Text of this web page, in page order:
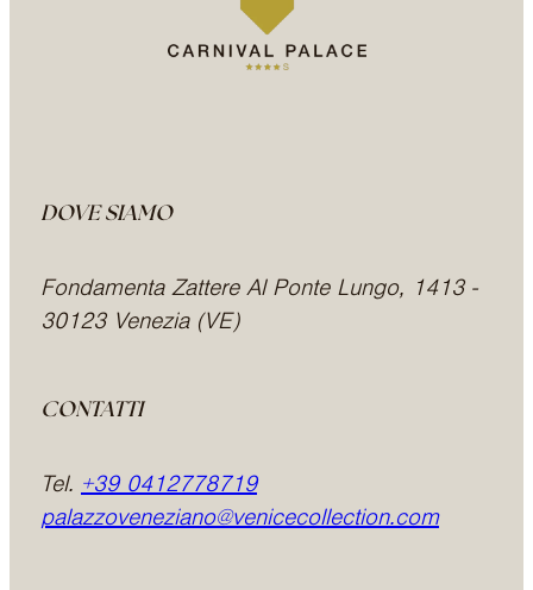
DOVE SIAMO
Fondamenta Zattere Al Ponte Lungo, 1413 -
30123 Venezia (VE)
CONTATTI
Tel. +39 0412778719
palazzoveneziano@venicecollection.com